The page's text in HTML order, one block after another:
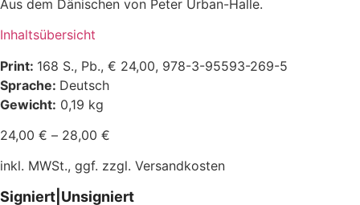
Aus dem Dänischen von Peter Urban-Halle.
Inhaltsübersicht
Print: 168 S., Pb., € 24,00, 978-3-95593-269-5
Sprache: Deutsch
Gewicht: 0,19 kg
24,00 € – 28,00 €
inkl. MWSt., ggf. zzgl. Versandkosten
Signiert|Unsigniert